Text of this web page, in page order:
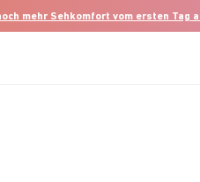
mehr Sehkomfort vom ersten Tag